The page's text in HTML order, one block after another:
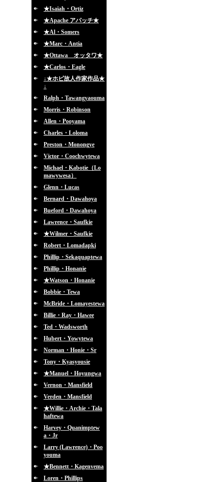
★Isaiah・Ortiz
★Apache アパッチ★
★Al・Somers
★Marc・Antia
★Ottawa オッタワ★
★Carlos・Eagle
↓★ホピ故人作家作品★
↓
Ralph・Tawangyaouma
Morris・Robinson
Allen・Pooyama
Charles・Loloma
Preston・Monongye
Victor・Coochwytewa
Michael・Kabotie（Lo
mawywesa）
Glenn・Lucas
Bernard・Dawahoya
Bueford・Dawahoya
Lawrence・Saufkie
★Wilmer・Saufkie
Robert・Lomadapki
Phillip・Sekaquaptewa
Phillip・Honanie
★Watson・Honanie
Bobbie・Tewa
McBride・Lomayestewa
Billie・Ray・Hawee
Ted・Wadsworth
Hubert・Yowytewa
Norman・Honie・Sr
Tony・Kyasyousie
★Manuel・Hoyungwa
Vernon・Mansfield
Verden・Mansfield
★Willie・Archie・Tala
haftewa
Harvey・Quanimptew
a・Jr
Larry (Lawrence)・Poo
youma
★Bennett・Kagenvema
Loren・Phillips